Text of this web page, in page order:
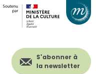
S'abonner à
la newsletter